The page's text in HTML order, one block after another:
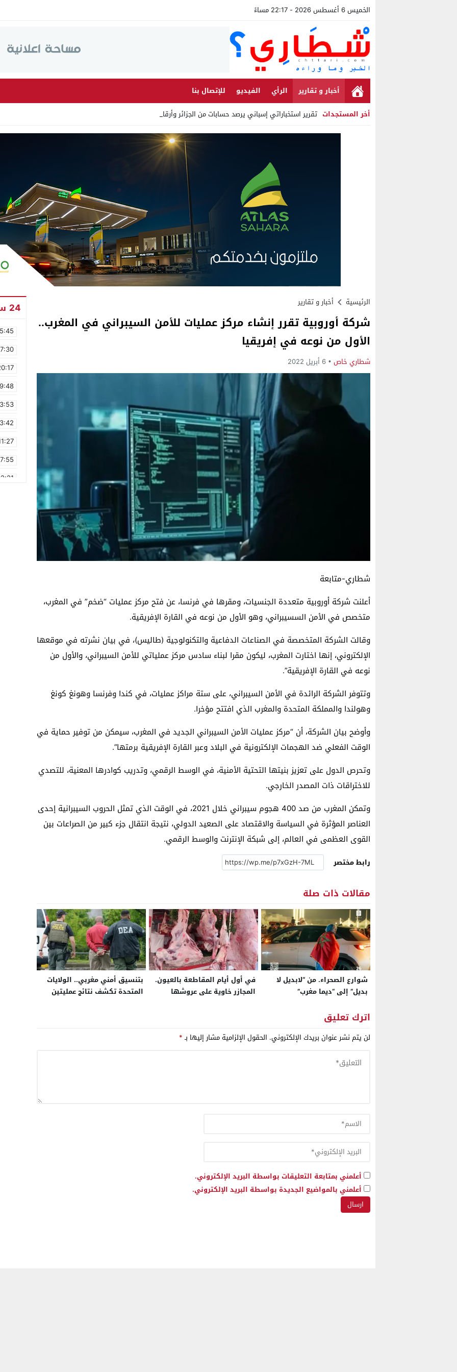
الخميس 6 أغسطس 2026 - 22:17 مساءً
أخبار و تقارير الرأي الفيديو
للإتصال بنا
أخر المستجدات تقرير استخباراتي إسباني يرصد حسابات من الجزائر وأرقاما بـ”213+_
Stop
الرئيسية أخبار و تقارير
شركة أوروبية تقرر إنشاء مركز عمليات للأمن السيبراني في المغرب..
الأول من نوعه في إفريقيا
شطاري خاص 6 أبريل 2022
شطاري-متابعة
أعلنت شركة أوروبية متعددة الجنسيات، ومقرها في فرنسا، عن فتح مركز عمليات “ضخم” في المغرب،
متخصص في الأمن السسيبراني، وهو الأول من نوعه في القارة الإفريقية.
وقالت الشركة المتخصصة في الصناعات الدفاعية والتكنولوجية (طاليس)، في بيان نشرته في موقعها
الإلكتروني، إنها اختارت المغرب، ليكون مقرا لبناء سادس مركز عملياتي للأمن السيبراني، والأول من
نوعه في القارة الإفريقية”.
وتتوفر الشركة الرائدة في الأمن السيبراني، على ستة مراكز عمليات، في كندا وفرنسا وهونغ كونغ
وهولندا والمملكة المتحدة والمغرب الذي افتتح مؤخرا.
وأوضح بيان الشركة، أن “مركز عمليات الأمن السيبراني الجديد في المغرب، سيمكن من توفير حماية في
الوقت الفعلي ضد الهجمات الإلكترونية في البلاد وعبر القارة الإفريقية برمتها”.
وتحرص الدول على تعزيز بنيتها التحتية الأمنية، في الوسط الرقمي، وتدريب كوادرها المعنية، للتصدي
للاختراقات ذات المصدر الخارجي.
وتمكن المغرب من صد 400 هجوم سيبراني خلال 2021، في الوقت الذي تمثل الحروب السيبرانية إحدى
العناصر المؤثرة في السياسة والاقتصاد على الصعيد الدولي، نتيجة انتقال جزء كبير من الصراعات بين
القوى العظمى في العالم، إلى شبكة الإنترنت والوسط الرقمي.
رابط مختصر
مقالات ذات صلة
شوارع الصحراء. من “لابديل لا
بديل” إلى “ديما مغرب”
في أول أيام المقاطعة بالعيون.
المجازر خاوية على عروشها
بتنسيق أمني مغربي.. الولايات
المتحدة تكشف نتائج عمليتين
اترك تعليق
لن يتم نشر عنوان بريدك الإلكتروني. الحقول الإلزامية مشار إليها بـ*
أعلمني بمتابعة التعليقات بواسطة البريد الإلكتروني.
أعلمني بالمواضيع الجديدة بواسطة البريد الإلكتروني.
24 ساعة